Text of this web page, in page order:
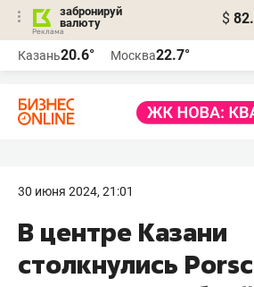
забронируй
валюту
$
Казань20.6° Москва22.7°
30 июня 2024, 21:01
В центре Казани
столкнулись